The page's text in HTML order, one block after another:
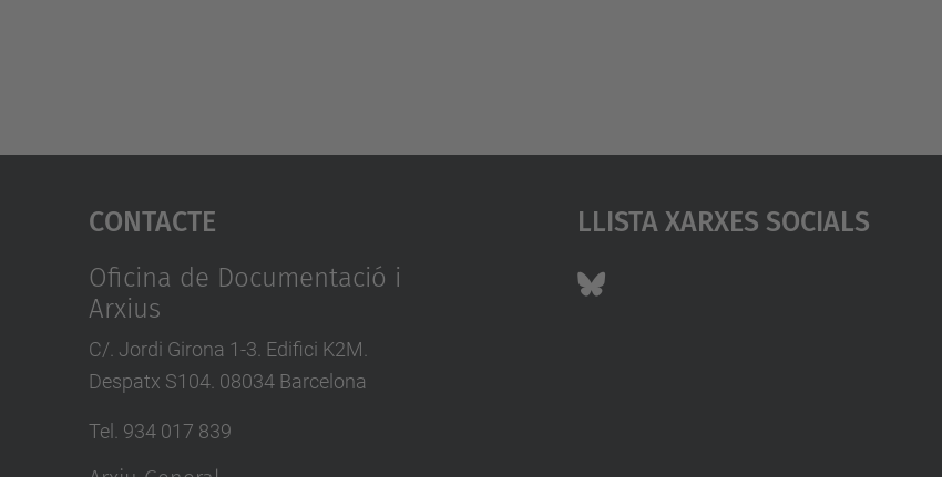
Contacte
Oficina de Documentació i
Arxius
C/. Jordi Girona 1-3. Edifici K2M.
Despatx S104. 08034 Barcelona
Tel. 934 017 839
Llista Xarxes Socials